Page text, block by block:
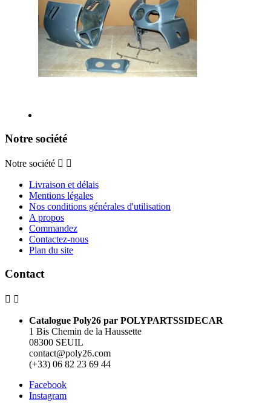
Notre société
Notre société  
Livraison et délais
Mentions légales
Nos conditions générales d'utilisation
A propos
Commandez
Contactez-nous
Plan du site
Contact
 
Catalogue Poly26 par POLYPARTSSIDECAR
1 Bis Chemin de la Haussette
08300 SEUIL
contact@poly26.com
(+33) 06 82 23 69 44
Facebook
Instagram